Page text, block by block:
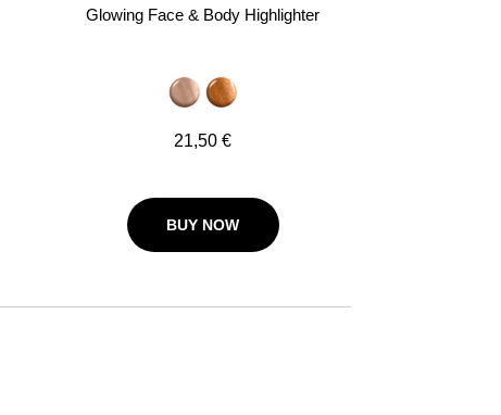
Glowing Face & Body Highlighter
21,50 €
BUY NOW